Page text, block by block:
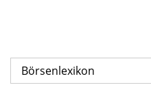
Börsenlexikon